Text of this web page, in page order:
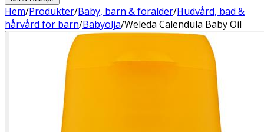
Hem/Produkter/Baby, barn & förälder/Hudvård, bad &
hårvård för barn/Babyolja/Weleda Calendula Baby Oil